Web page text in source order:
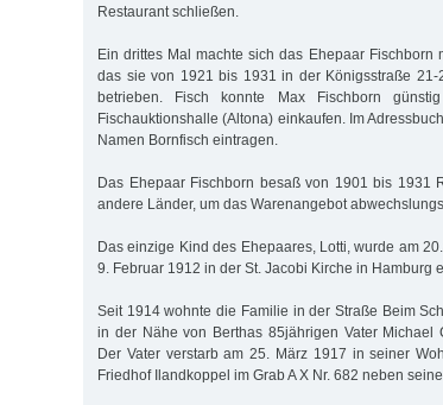
Restaurant schließen.
Ein drittes Mal machte sich das Ehepaar Fischborn
das sie von 1921 bis 1931 in der Königsstraße 21-
betrieben. Fisch konnte Max Fischborn
Fischauktionshalle (Altona) einkaufen. Im
Namen Bornfisch eintragen.
Das Ehepaar Fischborn besaß von 1901 bis 1931
andere Länder, um das Warenangebot
Das einzige Kind des Ehepaares, Lotti, wurde am
9. Februar 1912 in der St. Jacobi Kirche in Hamburg
Seit 1914 wohnte die Familie in der Straße Beim
in der Nähe von Berthas 85jährigen Vater Michael
Der Vater verstarb am 25. März 1917 in seiner
Friedhof Ilandkoppel im Grab A X Nr. 682 neben